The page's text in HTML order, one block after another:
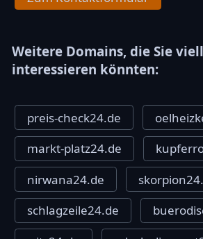
Weitere Domains, die Sie
interessieren könnten:
preis-check24.de
markt-platz24.de
nirwana24.de
schlagzeile24.de